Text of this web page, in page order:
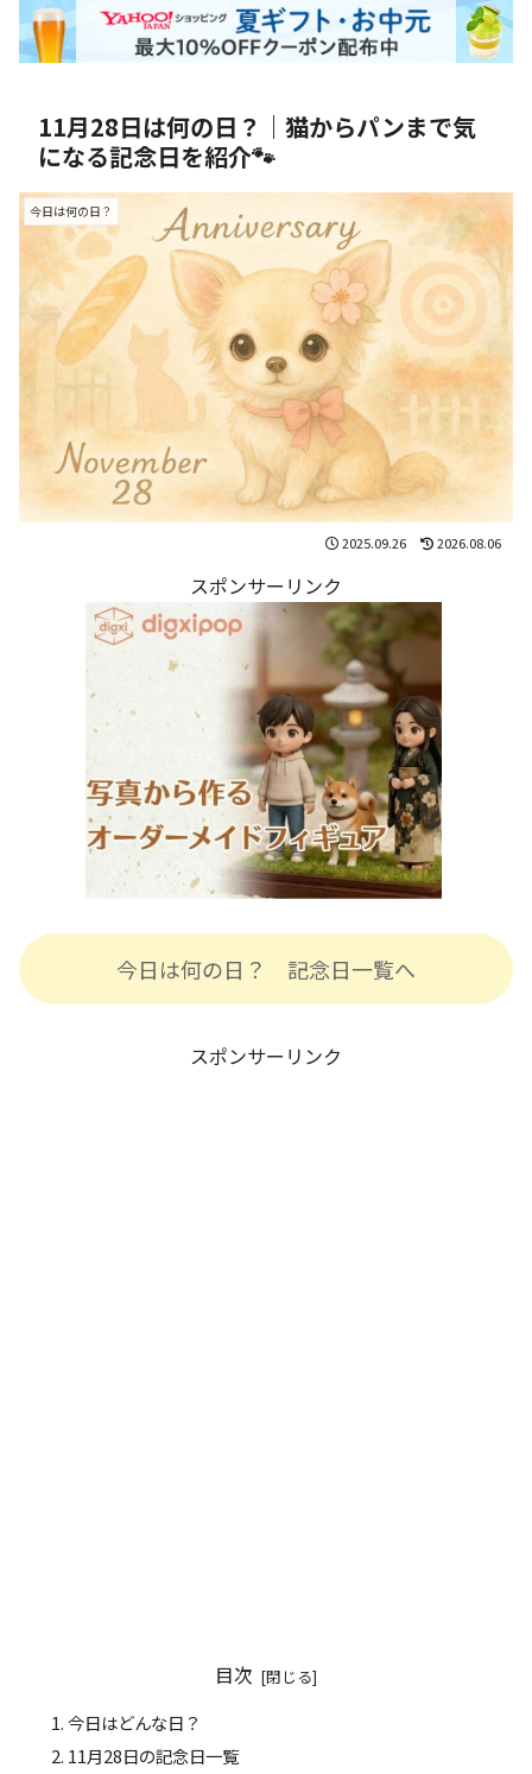
11月28日は何の日？｜猫からパンまで気
になる記念日を紹介🐾
今日は何の日？
2025.09.26 2026.08.06
スポンサーリンク
今日は何の日？ 記念日一覧へ
スポンサーリンク
目次
今日はどんな日？
11月28日の記念日一覧